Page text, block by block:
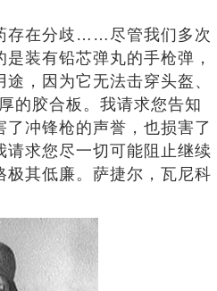
存在分歧……尽管我们多次
装有铅芯弹丸的手枪弹，
，因为它无法击穿头盔、
的胶合板。我请求您告知
了冲锋枪的声誉，也损害了
求您尽一切可能阻止继续
极其低廉。萨捷尔，瓦尼科